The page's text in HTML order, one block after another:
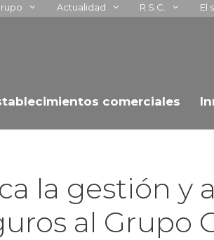
Actualidad R.S.C. El
comerciales
la gestión y
al Grupo